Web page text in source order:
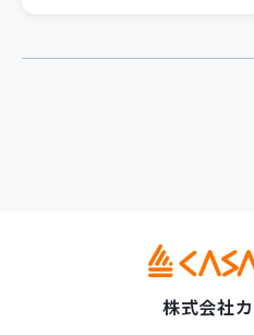
株式会社